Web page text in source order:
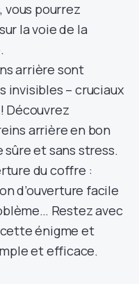
pourrez
la voie de la
arrière sont
invisibles – cruciaux
Découvrez
arrière en bon
et sans stress.
du coffre :
d’ouverture facile
Restez avec
énigme et
et efficace.